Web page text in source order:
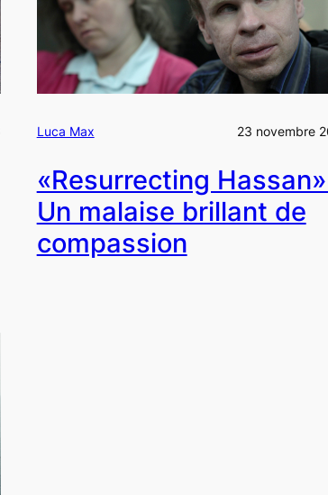
Luca Max 23 novembre
«Resurrecting
Un malaise brillant de
compassion